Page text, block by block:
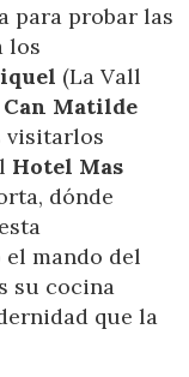
para probar las
los
(La Vall
Can Matilde
visitarlos
Hotel Mas
dónde
mando del
su cocina
que la